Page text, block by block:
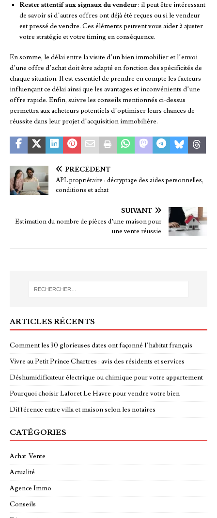
Rester attentif aux signaux du vendeur: il peut être intéressant
de savoir si d’autres offres ont déjà été reçues ou si le vendeur
est pressé de vendre. Ces éléments peuvent vous aider à ajuster
votre stratégie et votre timing en conséquence.
En somme, le délai entre la visite d’un bien immobilier et l’envoi
d’une offre d’achat doit être adapté en fonction des spécificités de
chaque situation. Il est essentiel de prendre en compte les facteurs
influençant ce délai ainsi que les avantages et inconvénients d’une
offre rapide. Enfin, suivre les conseils mentionnés ci-dessus
permettra aux acheteurs potentiels d’optimiser leurs chances de
réussite dans leur projet d’acquisition immobilière.
PRÉCÉDENT
APL propriétaire : décryptage des aides personnelles,
conditions et achat
SUIVANT
Estimation du nombre de pièces d’une maison pour
une vente réussie
ARTICLES RÉCENTS
Comment les 30 glorieuses dates ont façonné l’habitat français
Vivre au Petit Prince Chartres : avis des résidents et services
Déshumidificateur électrique ou chimique pour votre appartement
Pourquoi choisir Laforet Le Havre pour vendre votre bien
Différence entre villa et maison selon les notaires
CATÉGORIES
Achat-Vente
Actualité
Agence Immo
Conseils